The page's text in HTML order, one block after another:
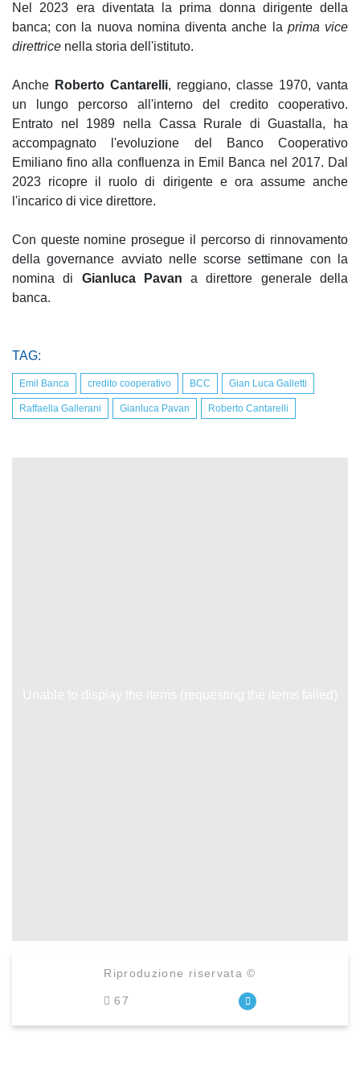
Nel 2023 era diventata la prima donna dirigente della
banca; con la nuova nomina diventa anche la prima vice
direttrice nella storia dell'istituto.
Anche Roberto Cantarelli, reggiano, classe 1970, vanta
un lungo percorso all'interno del credito cooperativo.
Entrato nel 1989 nella Cassa Rurale di Guastalla, ha
accompagnato l'evoluzione del Banco Cooperativo
Emiliano fino alla confluenza in Emil Banca nel 2017. Dal
2023 ricopre il ruolo di dirigente e ora assume anche
l'incarico di vice direttore.
Con queste nomine prosegue il percorso di rinnovamento
della governance avviato nelle scorse settimane con la
nomina di Gianluca Pavan a direttore generale della
banca.
TAG:
Emil Banca credito cooperativo BCC Gian Luca Galletti
Raffaella Gallerani Gianluca Pavan Roberto Cantarelli
Riproduzione riservata ©
67